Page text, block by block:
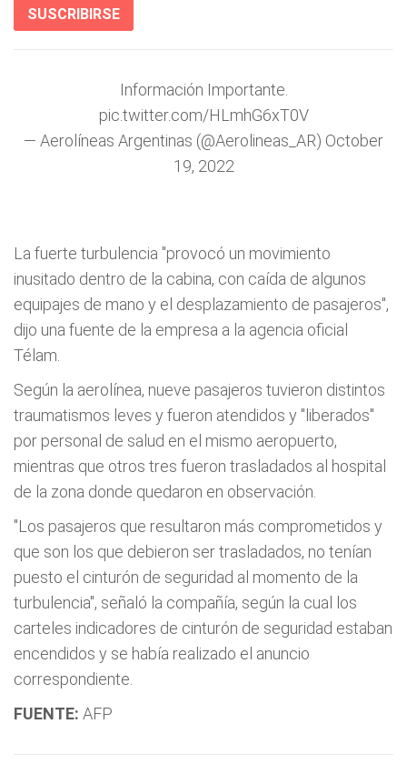
SUSCRIBIRSE
Información Importante.
pic.twitter.com/HLmhG6xT0V
— Aerolíneas Argentinas (@Aerolineas_AR) October
19, 2022
La fuerte turbulencia "provocó un movimiento
inusitado dentro de la cabina, con caída de algunos
equipajes de mano y el desplazamiento de pasajeros",
dijo una fuente de la empresa a la agencia oficial
Télam.
Según la aerolínea, nueve pasajeros tuvieron distintos
traumatismos leves y fueron atendidos y "liberados"
por personal de salud en el mismo aeropuerto,
mientras que otros tres fueron trasladados al hospital
de la zona donde quedaron en observación.
"Los pasajeros que resultaron más comprometidos y
que son los que debieron ser trasladados, no tenían
puesto el cinturón de seguridad al momento de la
turbulencia", señaló la compañía, según la cual los
carteles indicadores de cinturón de seguridad estaban
encendidos y se había realizado el anuncio
correspondiente.
FUENTE: AFP